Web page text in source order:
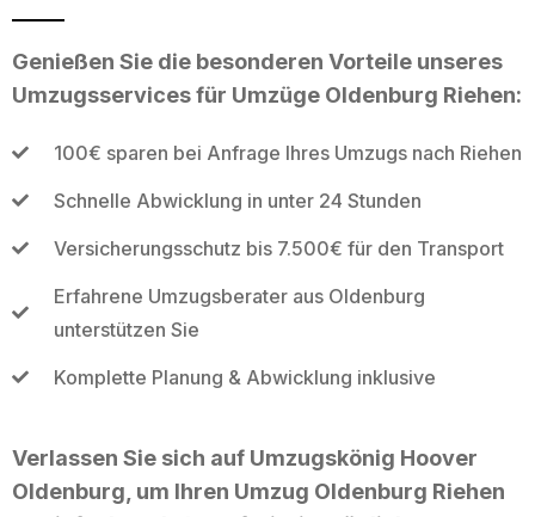
Genießen Sie die besonderen Vorteile unseres
Umzugsservices für Umzüge Oldenburg Riehen:
100€ sparen bei Anfrage Ihres Umzugs nach Riehen
Schnelle Abwicklung in unter 24 Stunden
Versicherungsschutz bis 7.500€ für den Transport
Erfahrene Umzugsberater aus Oldenburg
unterstützen Sie
Komplette Planung & Abwicklung inklusive
Verlassen Sie sich auf Umzugskönig Hoover
Oldenburg, um Ihren Umzug Oldenburg Riehen